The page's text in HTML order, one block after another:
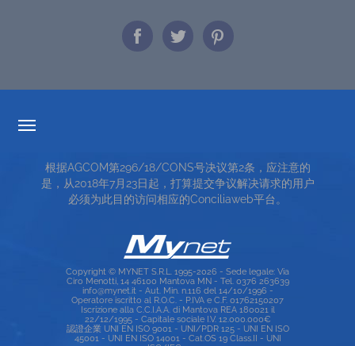
服务条款
TOP RICERCHE
根据AGCOM第296/18/CONS号决议第2条，应注意的
是，从2018年7月23日起，打算提交争议解决请求的用户
必须为此目的访问相应的Conciliaweb平台。
Copyright © MYNET S.R.L. 1995-2026 - Sede legale: Via
Ciro Menotti, 14 46100 Mantova MN - Tel. 0376 263639
info@mynet.it - Aut. Min. n.116 del 14/10/1996 -
Operatore iscritto al R.O.C. - P.IVA e C.F. 01762150207
Iscrizione alla C.C.I.A.A. di Mantova REA 180021 il
22/12/1995 - Capitale sociale I.V. 12.000.000€
認證企業 UNI EN ISO 9001 - UNI/PDR 125 - UNI EN ISO
45001 - UNI EN ISO 14001 - Cat.OS 19 Class.II - UNI